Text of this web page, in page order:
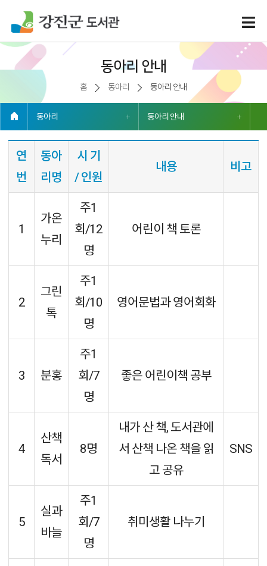
동아리 안내
홈 동아리 동아리 안내
동아리 동아리 안내
연
번
동아
리명
시 기
/ 인원
내용 비고
1
가온
누리
주1
회/12
명
어린이 책 토론
2
그린
톡
주1
회/10
명
영어문법과 영어회화
3 분홍
주1
회/7
명
좋은 어린이책 공부
4
산책
독서
8명
내가 산 책, 도서관에
서 산책 나온 책을 읽
고 공유
SNS
5
실과
바늘
주1
회/7
명
취미생활 나누기